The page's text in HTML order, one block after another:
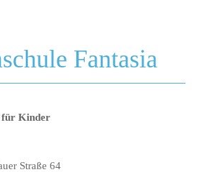
Fantasia
für Kinder
Straße 64